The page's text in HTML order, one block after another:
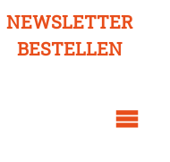
NEWSLETTER
BESTELLEN